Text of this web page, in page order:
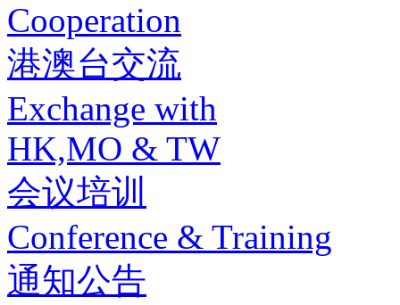
Cooperation
港澳台交流
Exchange with
HK,MO & TW
会议培训
Conference & Training
通知公告